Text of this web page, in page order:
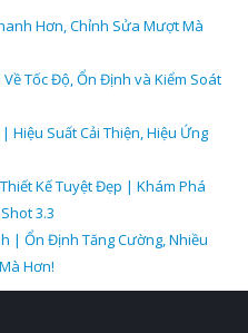
Hơn, Chỉnh Sửa Mượt Mà
Tốc Độ, Ổn Định và Kiểm Soát
Suất Cải Thiện, Hiệu Ứng
Kế Tuyệt Đẹp | Khám Phá
3.3
| Ổn Định Tăng Cường, Nhiều
Hơn!